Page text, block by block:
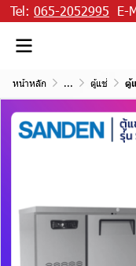
Tel: 065-2052995 E-
หน้าหลัก ... ตู้แช่ ตู้แช่